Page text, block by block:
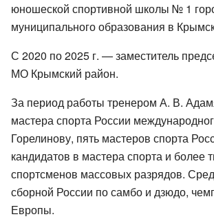
юношеской спортивной школы № 1
муниципального образования в
С 2020 по 2025 г. — заместитель
МО Крымский район.
За период работы тренером А. В.
мастера спорта России
Горелинову, пять мастеров спорта
кандидатов в мастера спорта и более
спортсменов массовых разрядов.
сборной России по самбо и дзюдо,
Европы.